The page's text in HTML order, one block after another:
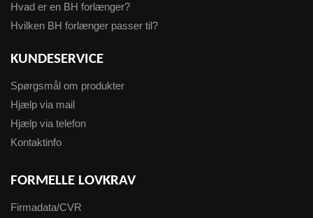
Hvad er en BH forlænger?
Hvilken BH forlænger passer til?
KUNDESERVICE
Spørgsmål om produkter
Hjælp via mail
Hjælp via telefon
Kontaktinfo
FORMELLE LOVKRAV
Firmadata/CVR